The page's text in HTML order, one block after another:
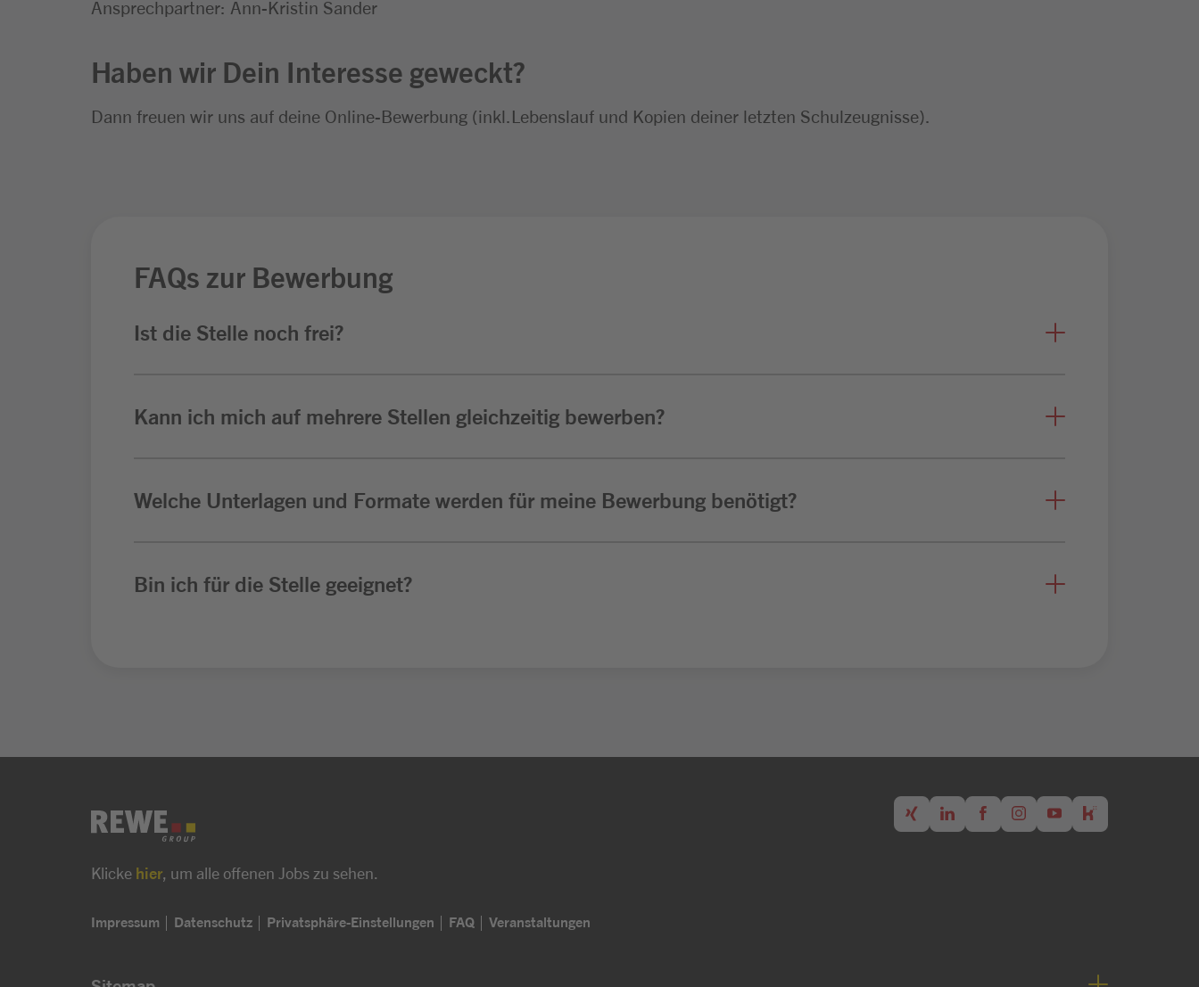
Ansprechpartner: Ann-Kristin Sander
Haben wir Dein Interesse geweckt?
Dann freuen wir uns auf deine Online-Bewerbung (inkl.Lebenslauf und Kopien deiner letzten Schulzeugnisse).
FAQs zur Bewerbung
Ist die Stelle noch frei?
Kann ich mich auf mehrere Stellen gleichzeitig bewerben?
Welche Unterlagen und Formate werden für meine Bewerbung benötigt?
Bin ich für die Stelle geeignet?
Klicke hier , um alle offenen Jobs zu sehen.
Impressum Datenschutz Privatsphäre-Einstellungen FAQ Veranstaltungen